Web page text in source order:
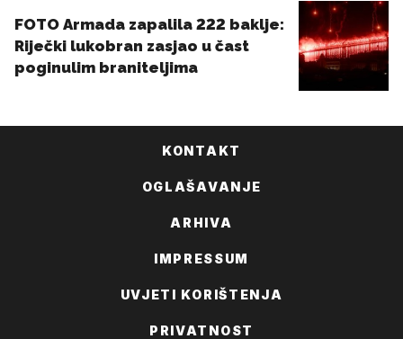
KONTAKT
OGLAŠAVANJE
ARHIVA
IMPRESSUM
UVJETI KORIŠTENJA
PRIVATNOST